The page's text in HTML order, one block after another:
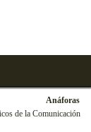
Anáforas
de la Comunicación